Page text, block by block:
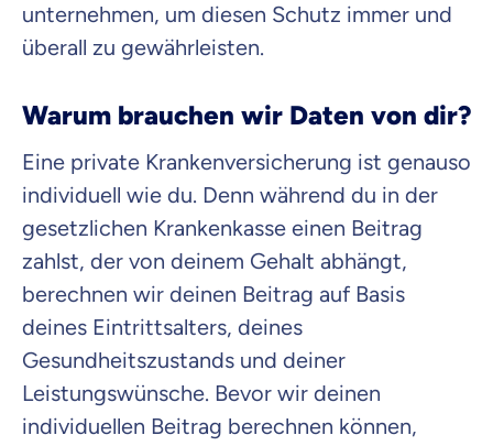
unternehmen, um diesen Schutz immer und
überall zu gewährleisten.
Warum brauchen wir Daten von dir?
Eine private Krankenversicherung ist genauso
individuell wie du. Denn während du in der
gesetzlichen Krankenkasse einen Beitrag
zahlst, der von deinem Gehalt abhängt,
berechnen wir deinen Beitrag auf Basis
deines Eintrittsalters, deines
Gesundheitszustands und deiner
Leistungswünsche. Bevor wir deinen
individuellen Beitrag berechnen können,